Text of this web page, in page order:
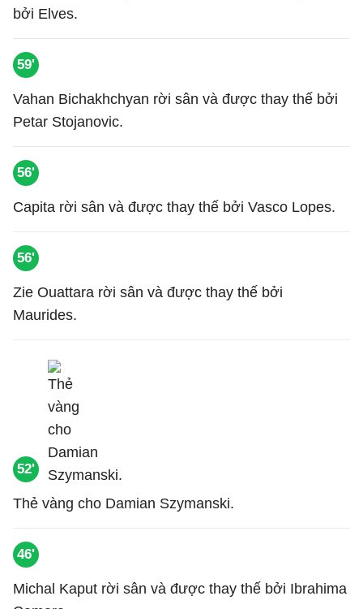
bởi Elves.
59'
Vahan Bichakhchyan rời sân và được thay thế bởi
Petar Stojanovic.
56'
Capita rời sân và được thay thế bởi Vasco Lopes.
56'
Zie Ouattara rời sân và được thay thế bởi
Maurides.
52'
Thẻ vàng cho Damian Szymanski.
46'
Michal Kaput rời sân và được thay thế bởi Ibrahima